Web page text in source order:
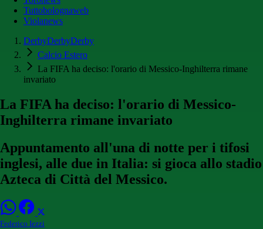
Tuttobolognaweb
Violanews
DerbyDerbyDerby
Calcio Estero
La FIFA ha deciso: l'orario di Messico-Inghilterra rimane
invariato
La FIFA ha deciso: l'orario di Messico-
Inghilterra rimane invariato
Appuntamento all'una di notte per i tifosi
inglesi, alle due in Italia: si gioca allo stadio
Azteca di Città del Messico.
Federico Iezzi